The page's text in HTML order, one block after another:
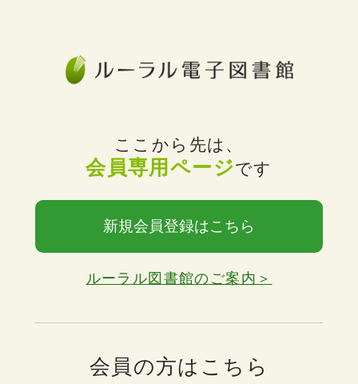
ここから先は、
会員専用ページです
新規会員登録はこちら
ルーラル図書館のご案内＞
会員の方はこちら